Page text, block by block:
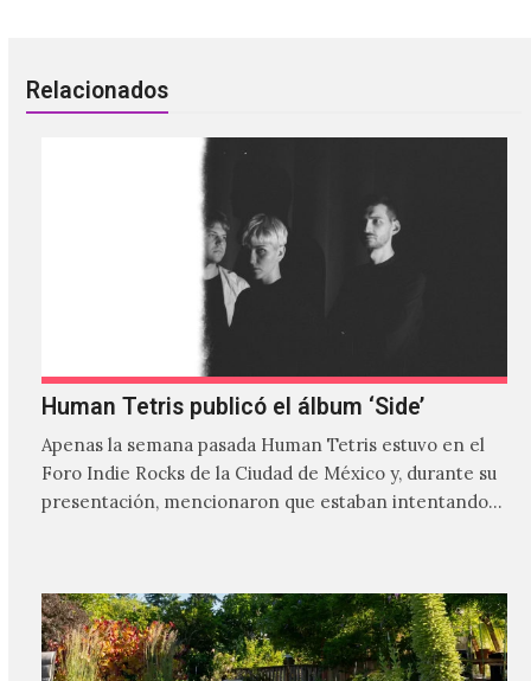
Relacionados
Human Tetris publicó el álbum ‘Side’
Apenas la semana pasada Human Tetris estuvo en el
Foro Indie Rocks de la Ciudad de México y, durante su
presentación, mencionaron que estaban intentando…